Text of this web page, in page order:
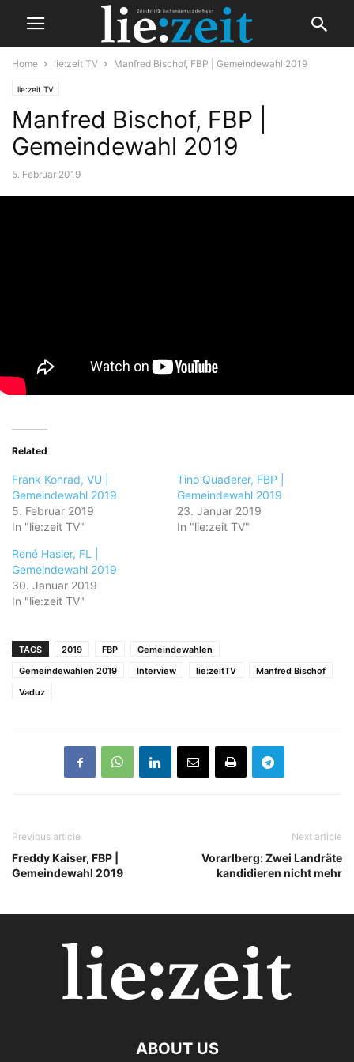
Home lie:zeit TV Manfred Bischof, FBP | Gemeindewahl 2019
lie:zeit TV
Manfred Bischof, FBP |
Gemeindewahl 2019
5. Februar 2019
Related
Frank Konrad, VU |
Gemeindewahl 2019
5. Februar 2019
In "lie:zeit TV"
Tino Quaderer, FBP |
Gemeindewahl 2019
23. Januar 2019
In "lie:zeit TV"
René Hasler, FL |
Gemeindewahl 2019
30. Januar 2019
In "lie:zeit TV"
TAGS 2019 FBP
Gemeindewahlen
Gemeindewahlen 2019
Interview lie:zeitTV
Manfred Bischof
Vaduz
Previous article
Freddy Kaiser, FBP |
Gemeindewahl 2019
Next article
Vorarlberg: Zwei Landräte
kandidieren nicht mehr
ABOUT US